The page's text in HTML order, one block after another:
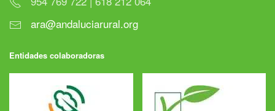
ara@andaluciarural.org
Entidades colaboradoras